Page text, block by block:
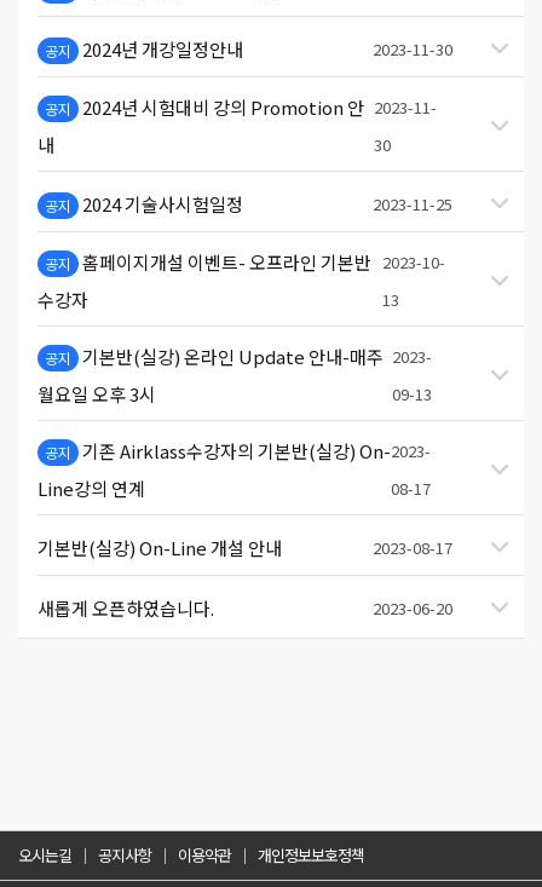
공지 2024년 개강일정안내 2023-11-30
공지
2024년 시험대비 강의 Promotion 안
내
2023-11-
30
공지 2024 기술사시험일정 2023-11-25
공지
홈페이지개설 이벤트- 오프라인 기본반
수강자
2023-10-
13
공지
기본반(실강) 온라인 Update 안내-매주
월요일 오후 3시
2023-
09-13
공지
기존 Airklass수강자의 기본반(실강) On-
Line강의 연계
2023-
08-17
기본반(실강) On-Line 개설 안내 2023-08-17
새롭게 오픈하였습니다. 2023-06-20
오시는길 공지사항 이용약관 개인정보보호정책